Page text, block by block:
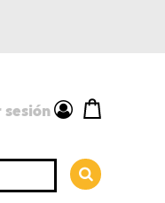
sesión